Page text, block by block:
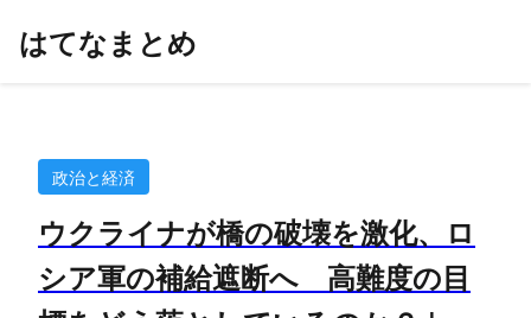
はてなまとめ
政治と経済
ウクライナが橋の破壊を激化、ロ
シア軍の補給遮断へ 高難度の目